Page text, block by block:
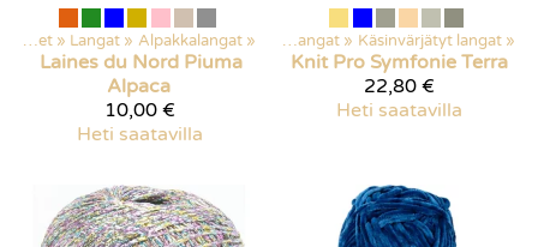
Kaikki tuotteet ‪» Langat ‪» Alpakkalangat ‪»
Laines du Nord Piuma
Alpaca
10,00 €
Heti saatavilla
Kaikki tuotteet ‪» Langat ‪» Käsinvärjätyt langat ‪»
Knit Pro Symfonie Terra
22,80 €
Heti saatavilla